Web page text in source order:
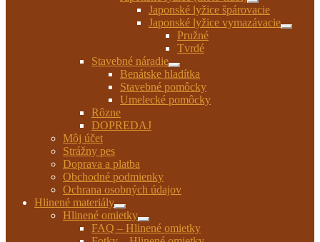
Rozbaliť
podradené
menu
Japonské lyžice špárovacie
Japonské lyžice vymazávacie
Rozbaliť
Pružné
Tvrdé
Stavebné náradie
Rozbaliť
podradené
menu
Benátske hladítka
Stavebné pomôcky
Umelecké pomôcky
Rôzne
DOPREDAJ
Môj účet
Strážny pes
Doprava a platba
Obchodné podmienky
Ochrana osobných údajov
Hlinené materiály
Rozbaliť
podradené
menu
Hlinené omietky
Rozbaliť
podradené
FAQ – Hlinené omietky